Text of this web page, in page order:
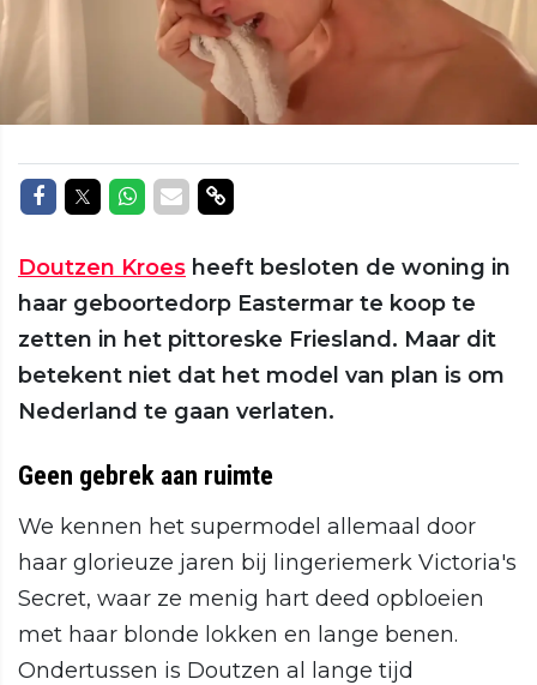
Delen op Facebook
Delen op Twitter
Delen op Whatsapp
Delen via Mail
Delen via link
Doutzen Kroes heeft besloten de woning in
haar geboortedorp Eastermar te koop te
zetten in het pittoreske Friesland. Maar dit
betekent niet dat het model van plan is om
Nederland te gaan verlaten.
Geen gebrek aan ruimte
We kennen het supermodel allemaal door
haar glorieuze jaren bij lingeriemerk Victoria's
Secret, waar ze menig hart deed opbloeien
met haar blonde lokken en lange benen.
Ondertussen is Doutzen al lange tijd